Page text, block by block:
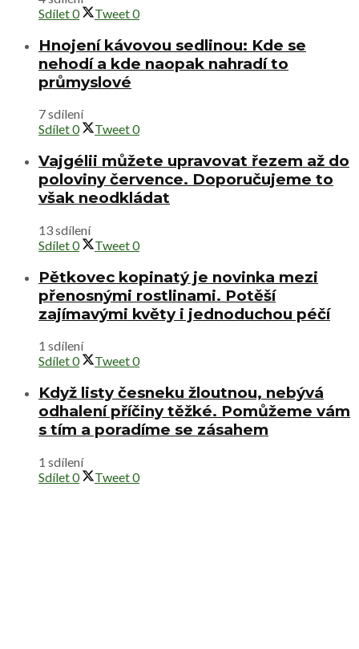
Sdílet0 Tweet0
Hnojení kávovou sedlinou: Kde se
nehodí a kde naopak nahradí to
průmyslové
7 sdílení
Sdílet0 Tweet0
Vajgélii můžete upravovat řezem až do
poloviny července. Doporučujeme to
však neodkládat
13 sdílení
Sdílet0 Tweet0
Pětkovec kopinatý je novinka mezi
přenosnými rostlinami. Potěší
zajímavými květy i jednoduchou péčí
1 sdílení
Sdílet0 Tweet0
Když listy česneku žloutnou, nebývá
odhalení příčiny těžké. Pomůžeme vám
s tím a poradíme se zásahem
1 sdílení
Sdílet0 Tweet0